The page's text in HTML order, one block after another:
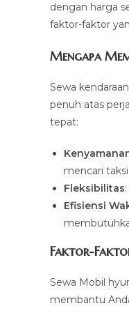
dengan harga
faktor-faktor
Mengapa
Sewa
penuh atas
tepat:
mencari taksi.
Fleksibilitas
Efisiensi
Faktor-
Sewa Mobil
membantu